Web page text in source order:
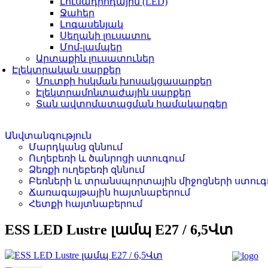
Ջահեր
Լոգասենյակ
Սեղանի լուսատու
Մոմ-լամպեր
Արտաքին լուսատուներ
Էլեկտրական սարքեր
Մուտքի հսկման խոսակցասարքեր
Էլեկտրամոնտաժային սարքեր
Տան ավտոմատացման համակարգեր
Անվտանգություն
Մարդկանց զննում
Ուղեբեռի և ծանրոցի ստուգում
Ձեռքի ուղեբեռի զննում
Բեռների և տրանսպորտային միջոցների
Ճառագայթային հայտնաբերում
Հետքի հայտնաբերում
ESS LED Lustre լամպ E27 / 6,5Վտ